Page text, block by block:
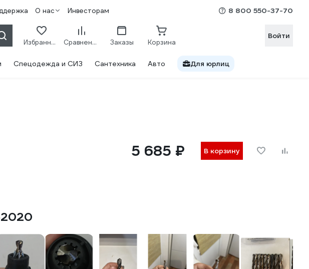
О нас Инвесторам 8 800 550-37-70
Избранное Сравнение Заказы Корзина
Войти
Спецодежда и СИЗ Сантехника Авто Для юрлиц
5 685 ₽ В корзину